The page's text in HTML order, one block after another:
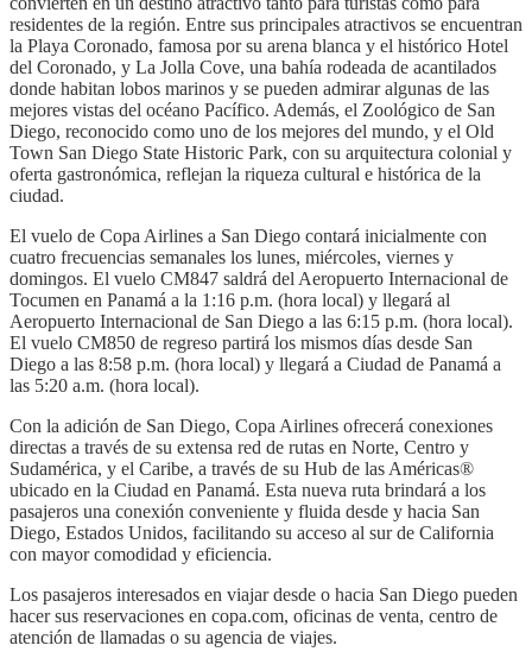
residentes de la región. Entre sus principales atractivos se encuentran
la Playa Coronado, famosa por su arena blanca y el histórico Hotel
del Coronado, y La Jolla Cove, una bahía rodeada de acantilados
donde habitan lobos marinos y se pueden admirar algunas de las
mejores vistas del océano Pacífico. Además, el Zoológico de San
Diego, reconocido como uno de los mejores del mundo, y el Old
Town San Diego State Historic Park, con su arquitectura colonial y
oferta gastronómica, reflejan la riqueza cultural e histórica de la
ciudad.
El vuelo de Copa Airlines a San Diego contará inicialmente con
cuatro frecuencias semanales los lunes, miércoles, viernes y
domingos. El vuelo CM847 saldrá del Aeropuerto Internacional de
Tocumen en Panamá a la 1:16 p.m. (hora local) y llegará al
Aeropuerto Internacional de San Diego a las 6:15 p.m. (hora local).
El vuelo CM850 de regreso partirá los mismos días desde San
Diego a las 8:58 p.m. (hora local) y llegará a Ciudad de Panamá a
las 5:20 a.m. (hora local).
Con la adición de San Diego, Copa Airlines ofrecerá conexiones
directas a través de su extensa red de rutas en Norte, Centro y
Sudamérica, y el Caribe, a través de su Hub de las Américas®
ubicado en la Ciudad en Panamá. Esta nueva ruta brindará a los
pasajeros una conexión conveniente y fluida desde y hacia San
Diego, Estados Unidos, facilitando su acceso al sur de California
con mayor comodidad y eficiencia.
Los pasajeros interesados en viajar desde o hacia San Diego pueden
hacer sus reservaciones en copa.com, oficinas de venta, centro de
atención de llamadas o su agencia de viajes.